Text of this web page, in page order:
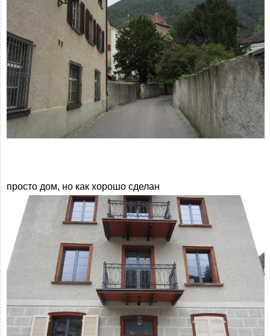
просто дом, но как хорошо сделан